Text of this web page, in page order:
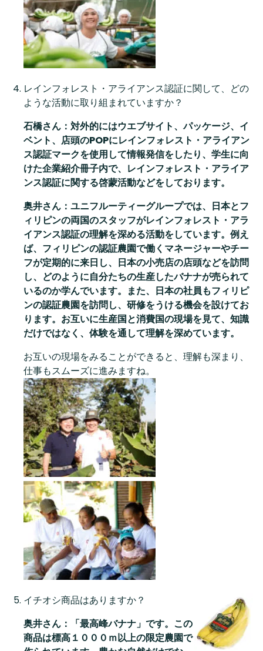
レインフォレスト・アライアンス認証に関して、どの
ような活動に取り組まれていますか？
石橋さん：対外的にはウエブサイト、パッケージ、イ
ベント、店頭のPOPにレインフォレスト・アライアン
ス認証マークを使用して情報発信をしたり、学生に向
けた企業紹介冊子内で、レインフォレスト・アライア
ンス認証に関する啓蒙活動などをしております。
奥井さん：ユニフルーティーグループでは、日本とフ
ィリピンの両国のスタッフがレインフォレスト・アラ
イアンス認証の理解を深める活動をしています。例え
ば、フィリピンの認証農園で働くマネージャーやチー
フが定期的に来日し、日本の小売店の店頭などを訪問
し、どのように自分たちの生産したバナナが売られて
いるのか学んでいます。また、日本の社員もフィリピ
ンの認証農園を訪問し、研修をうける機会を設けてお
ります。お互いに生産国と消費国の現場を見て、知識
だけではなく、体験を通して理解を深めています。
お互いの現場をみることができると、理解も深まり、
仕事もスムーズに進みますね。
イチオシ商品はありますか？
奥井さん：「最高峰バナナ」です。この
商品は標高１０００ｍ以上の限定農園で